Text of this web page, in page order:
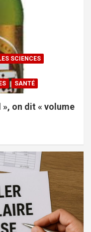
SCIENCES
SANTÉ
», on dit « volume